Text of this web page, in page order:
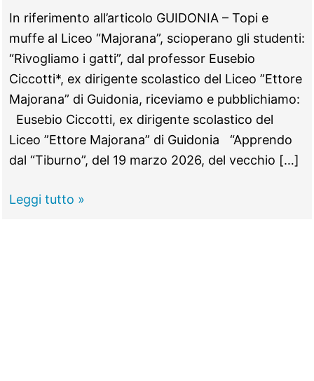
In riferimento all’articolo GUIDONIA – Topi e
muffe al Liceo “Majorana”, scioperano gli studenti:
“Rivogliamo i gatti”, dal professor Eusebio
Ciccotti*, ex dirigente scolastico del Liceo ”Ettore
Majorana” di Guidonia, riceviamo e pubblichiamo:
Eusebio Ciccotti, ex dirigente scolastico del
Liceo ”Ettore Majorana” di Guidonia “Apprendo
dal “Tiburno”, del 19 marzo 2026, del vecchio […]
GUIDONIA
Leggi tutto »